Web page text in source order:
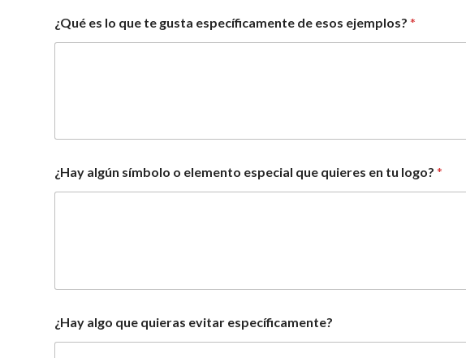
¿Qué es lo que te gusta específicamente de esos ejemplos?*
¿Hay algún símbolo o elemento especial que quieres en tu logo?*
¿Hay algo que quieras evitar específicamente?